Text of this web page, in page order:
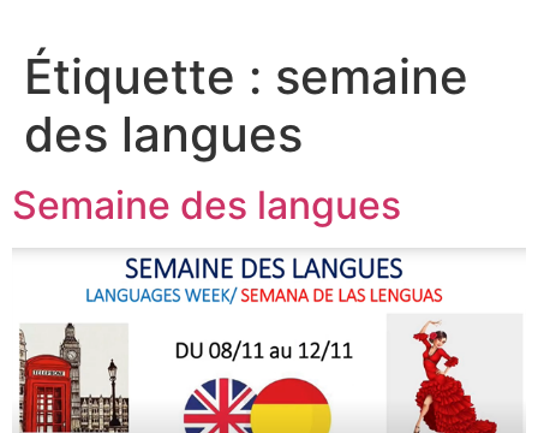
contenu
Étiquette : semaine
des langues
Semaine des langues